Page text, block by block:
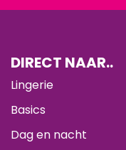
DIRECT NAAR..
Lingerie
Basics
Dag en nacht